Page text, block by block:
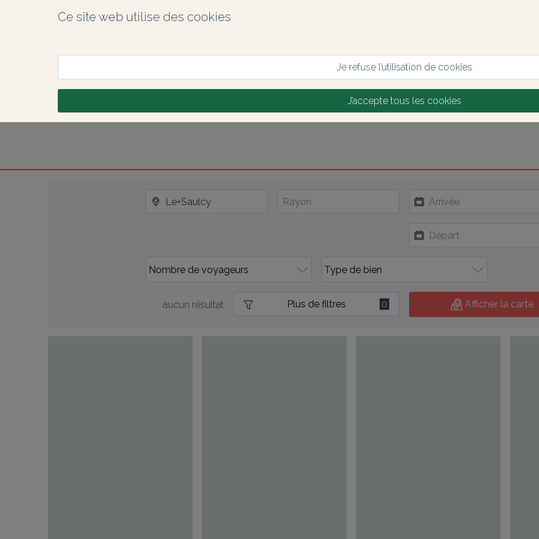
Ce site web utilise des cookies
Je refuse l’utilisation de cookies
J’accepte tous les cookies
aucun résultat Plus de filtres 0 Afficher la carte